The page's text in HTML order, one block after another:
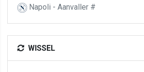
Napoli - Aanvaller #
WISSEL